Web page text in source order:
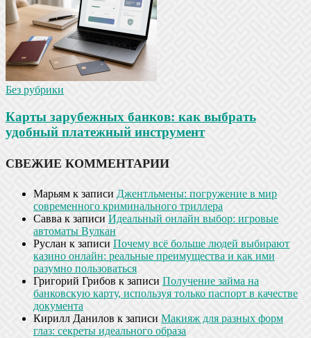
Без рубрики
Карты зарубежных банков: как выбрать
удобный платежный инструмент
СВЕЖИЕ КОММЕНТАРИИ
Марьям к записи Джентльмены: погружение в мир
современного криминального триллера
Савва к записи Идеальный онлайн выбор: игровые
автоматы Вулкан
Руслан к записи Почему всё больше людей выбирают
казино онлайн: реальные преимущества и как ими
разумно пользоваться
Григорий Грибов к записи Получение займа на
банковскую карту, используя только паспорт в качестве
документа
Кирилл Данилов к записи Макияж для разных форм
глаз: секреты идеального образа